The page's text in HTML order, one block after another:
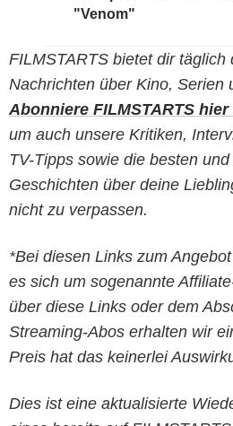
"Venom"
FILMSTARTS bietet dir täglich
Nachrichten über Kino, Serien
Abonniere FILMSTARTS
um auch unsere Kritiken,
TV-Tipps sowie die besten
Geschichten über deine
nicht zu verpassen.
*Bei diesen Links zum
es sich um sogenannte
über diese Links oder dem
Streaming-Abos erhalten wir
Preis hat das keinerlei
Dies ist eine aktualisierte